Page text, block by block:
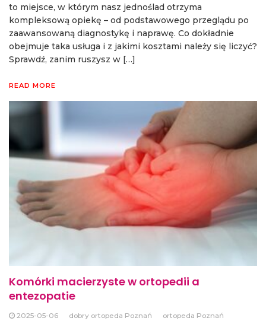
to miejsce, w którym nasz jednoślad otrzyma
kompleksową opiekę – od podstawowego przeglądu po
zaawansowaną diagnostykę i naprawę. Co dokładnie
obejmuje taka usługa i z jakimi kosztami należy się liczyć?
Sprawdź, zanim ruszysz w […]
READ MORE
Komórki macierzyste w ortopedii a
entezopatie
2025-05-06 dobry ortopeda Poznań
ortopeda Poznań